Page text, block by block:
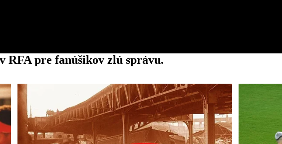
RFA pre fanúšikov zlú správu.